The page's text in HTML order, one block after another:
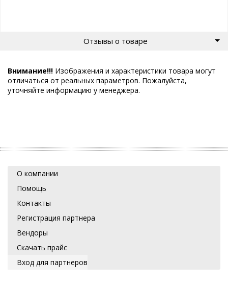
Отзывы о товаре
Внимание!!! Изображения и характеристики товара могут
отличаться от реальных параметров. Пожалуйста,
уточняйте информацию у менеджера.
О компании
Помощь
Контакты
Регистрация партнера
Вендоры
Скачать прайс
Вход для партнеров